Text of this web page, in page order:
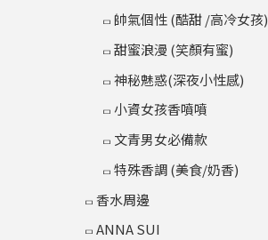
帥氣個性 (酷甜 /高冷女孩)
甜蜜浪漫 (笑顏有蜜)
神秘魅惑(深夜小性感)
小資女孩香噴噴
文青男女必備款
特殊香調 (美食/奶香)
香水周邊
ANNA SUI